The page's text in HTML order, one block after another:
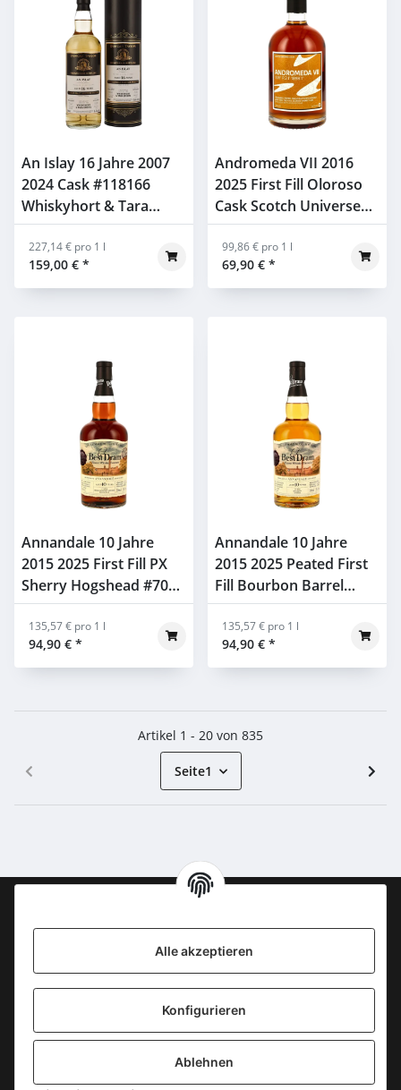
Alle akzeptieren
Konfigurieren
Ablehnen
An Islay 16 Jahre 2007
2024 Cask #118166
Whiskyhort & Tara
Duncan Taylor 54,4%
0,7l
159,00 € *
227,14 € pro 1 l
Andromeda VII 2016
2025 First Fill Oloroso
Cask Scotch Universe
53,7% 0,7l
69,90 € *
99,86 € pro 1 l
Annandale 10 Jahre
2015 2025 First Fill PX
Sherry Hogshead #708
Best Dram 53,1% 0,7l
94,90 € *
135,57 € pro 1 l
Annandale 10 Jahre
2015 2025 Peated First
Fill Bourbon Barrel
#568 Best Dram 55,4%
0,7l
94,90 € *
135,57 € pro 1 l
Artikel 1 - 20 von 835
Seite1
SICHERE ZAHLUNGSWEISEN